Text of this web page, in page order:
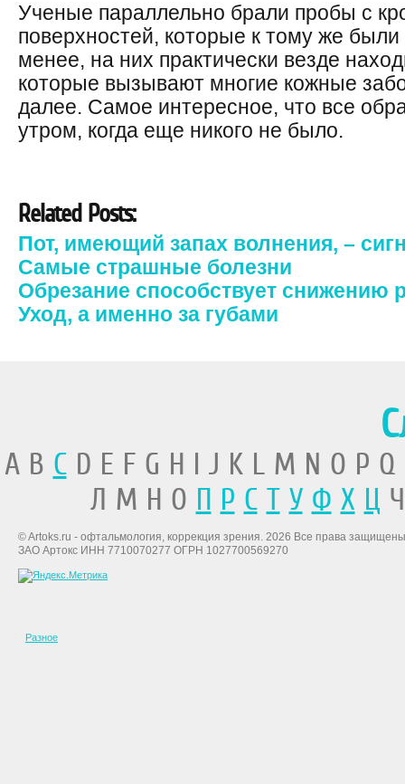
Ученые параллельно брали пробы с
поверхностей, которые к тому же
менее, на них практически везде
которые вызывают многие кожные
далее. Самое интересное, что все
утром, когда еще никого не было.
Related Posts:
Пот, имеющий запах волнения, –
Самые страшные болезни
Обрезание способствует снижению
Уход, а именно за губами
A B CD E F G H I J K L M N O P
Л М Н О П Р С Т У Ф Х Ц
© Artoks.ru - офтальмология, коррекция зрения. 2026 Все права
ЗАО Артокс ИНН 7710070277 ОГРН 1027700569270
Разное